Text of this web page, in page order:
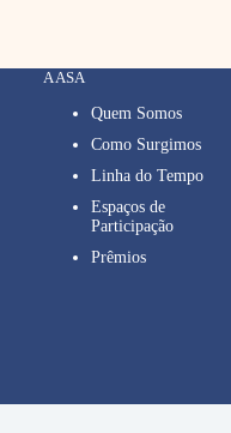
A ASA
Quem Somos
Como Surgimos
Linha do Tempo
Espaços de
Participação
Prêmios